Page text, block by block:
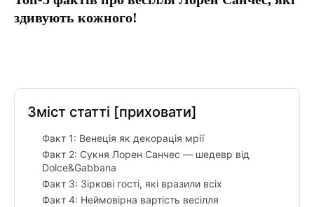
здивують кожного!
Зміст статті [приховати]
Факт 1: Венеція як декорація мрії
Факт 2: Сукня Лорен Санчес — шедевр від
Dolce&Gabbana
Факт 3: Зіркові гості, які вразили всіх
Факт 4: Неймовірна вартість весілля